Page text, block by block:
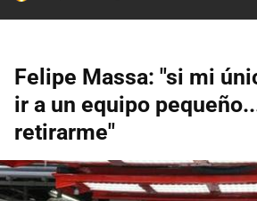
Felipe Massa: "si mi
ir a un equipo
retirarme"